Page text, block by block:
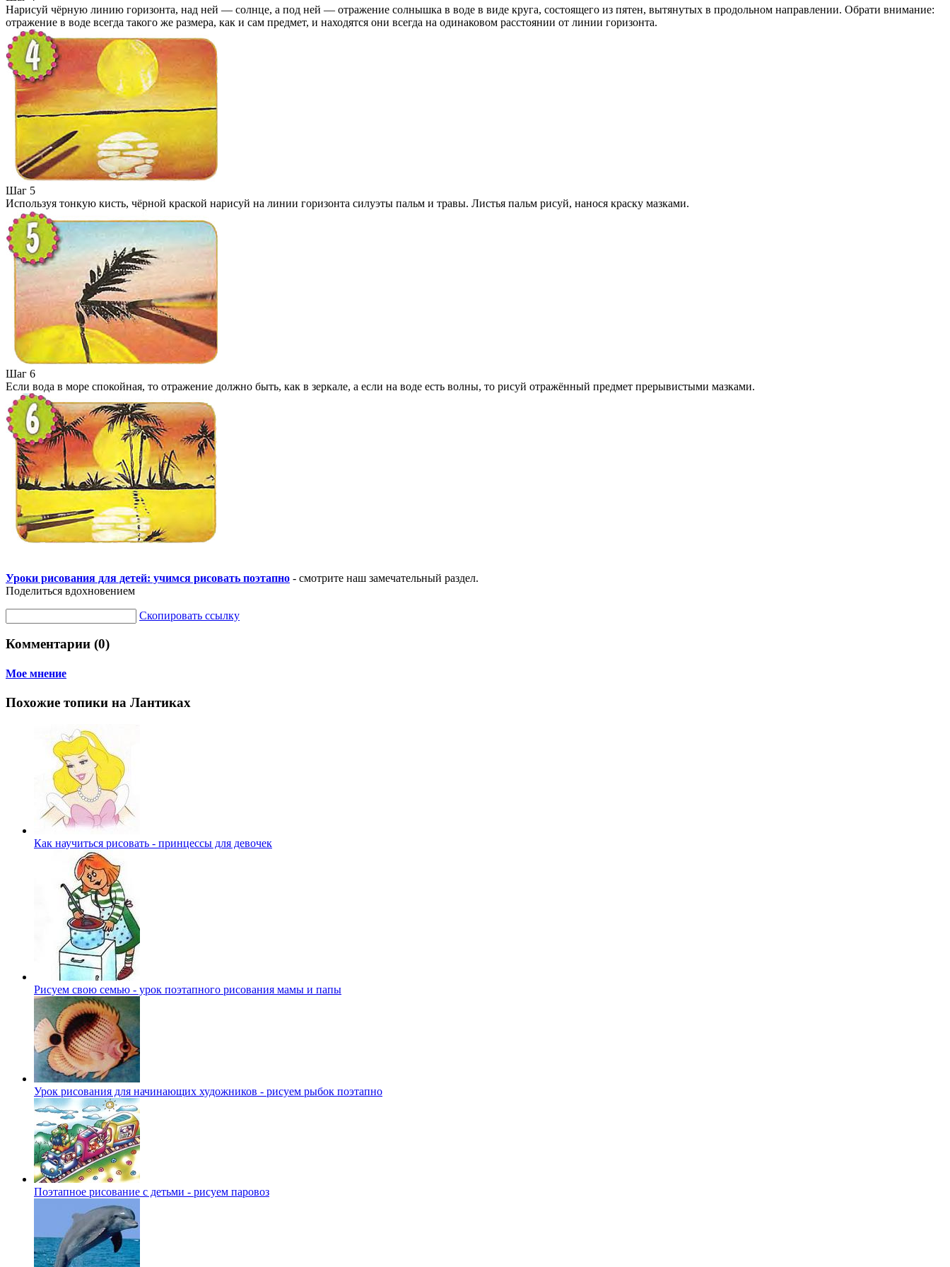
Нарисуй чёрную линию горизонта, над ней — солнце, а под ней — отражение солнышка в воде в виде круга, состоящего из пятен, вытянутых в продольном направлении. Обрати внимание:
отражение в воде всегда такого же размера, как и сам предмет, и находятся они всегда на одинаковом расстоянии от линии горизонта.
Шаг 5
Используя тонкую кисть, чёрной краской нарисуй на линии горизонта силуэты пальм и травы. Листья пальм рисуй, нанося краску мазками.
Шаг 6
Если вода в море спокойная, то отражение должно быть, как в зеркале, а если на воде есть волны, то рисуй отражённый предмет прерывистыми мазками.
Уроки рисования для детей: учимся рисовать поэтапно - смотрите наш замечательный раздел.
Поделиться вдохновением
Скопировать ссылку
Комментарии (0)
Мое мнение
Похожие топики на Лантиках
Как научиться рисовать - принцессы для девочек
Рисуем свою семью - урок поэтапного рисования мамы и папы
Урок рисования для начинающих художников - рисуем рыбок поэтапно
Поэтапное рисование с детьми - рисуем паровоз